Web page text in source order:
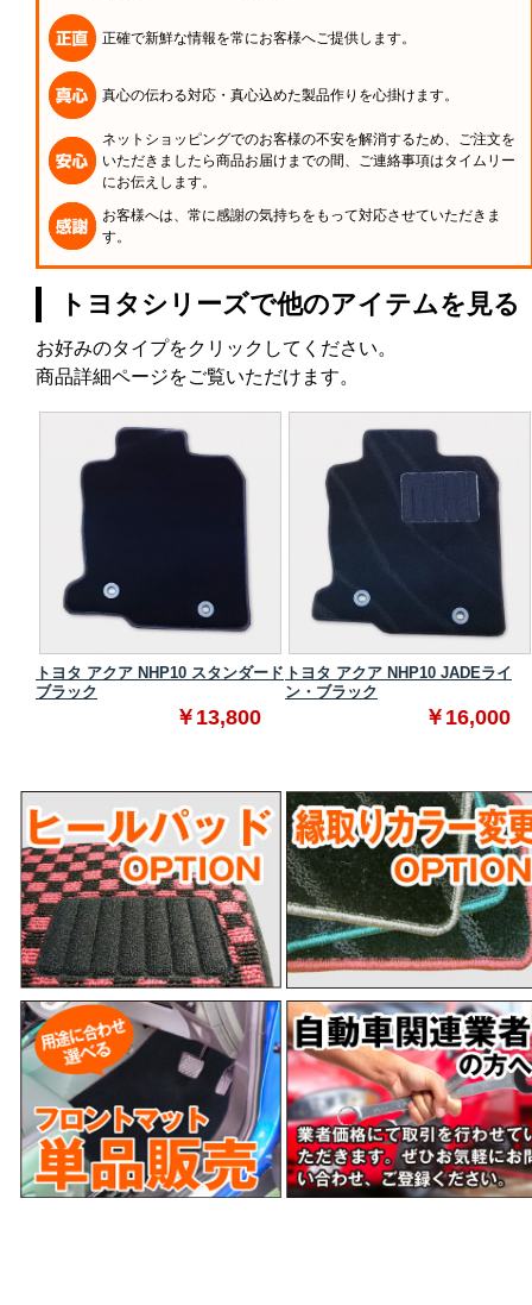
正確で新鮮な情報を常にお客様へご提供します。
真心の伝わる対応・真心込めた製品作りを心掛けます。
ネットショッピングでのお客様の不安を解消するため、ご注文を
いただきましたら商品お届けまでの間、ご連絡事項はタイムリー
にお伝えします。
お客様へは、常に感謝の気持ちをもって対応させていただきま
す。
トヨタシリーズで他のアイテムを見る
お好みのタイプをクリックしてください。
商品詳細ページをご覧いただけます。
トヨタ アクア NHP10 スタンダード
ブラック
￥13,800
トヨタ アクア NHP10 JADEライ
ン・ブラック
￥16,000